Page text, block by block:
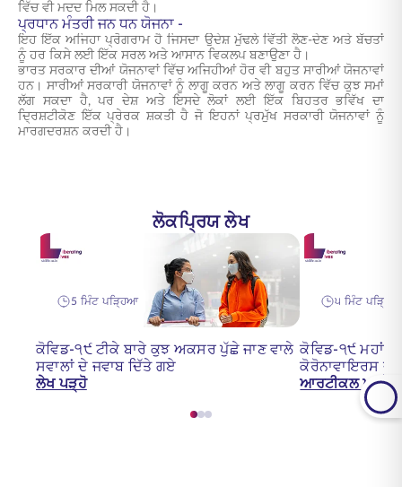
ਵਿੱਚ ਵੀ ਮਦਦ ਮਿਲ ਸਕਦੀ ਹੈ।
ਪ੍ਰਧਾਨ ਮੰਤਰੀ ਜਨ ਧਨ ਯੋਜਨਾ -
ਇਹ ਇੱਕ ਅਜਿਹਾ ਪ੍ਰੋਗਰਾਮ ਹੈ ਜਿਸਦਾ ਉਦੇਸ਼ ਮੁੱਢਲੇ ਵਿੱਤੀ ਲੈਣ-ਦੇਣ ਅਤੇ ਬੱਚਤਾਂ
ਨੂੰ ਹਰ ਕਿਸੇ ਲਈ ਇੱਕ ਸਰਲ ਅਤੇ ਆਸਾਨ ਵਿਕਲਪ ਬਣਾਉਣਾ ਹੈ।
ਭਾਰਤ ਸਰਕਾਰ ਦੀਆਂ ਯੋਜਨਾਵਾਂ ਵਿੱਚ ਅਜਿਹੀਆਂ ਹੋਰ ਵੀ ਬਹੁਤ ਸਾਰੀਆਂ ਯੋਜਨਾਵਾਂ
ਹਨ। ਸਾਰੀਆਂ ਸਰਕਾਰੀ ਯੋਜਨਾਵਾਂ ਨੂੰ ਲਾਗੂ ਕਰਨ ਅਤੇ ਲਾਗੂ ਕਰਨ ਵਿੱਚ ਕੁਝ ਸਮਾਂ
ਲੱਗ ਸਕਦਾ ਹੈ, ਪਰ ਦੇਸ਼ ਅਤੇ ਇਸਦੇ ਲੋਕਾਂ ਲਈ ਇੱਕ ਬਿਹਤਰ ਭਵਿੱਖ ਦਾ
ਦ੍ਰਿਸ਼ਟੀਕੋਣ ਇੱਕ ਪ੍ਰੇਰਕ ਸ਼ਕਤੀ ਹੈ ਜੋ ਇਹਨਾਂ ਪ੍ਰਮੁੱਖ ਸਰਕਾਰੀ ਯੋਜਨਾਵਾਂ ਨੂੰ
ਮਾਰਗਦਰਸ਼ਨ ਕਰਦੀ ਹੈ।
ਲੋਕਪ੍ਰਿਯ ਲੇਖ
5 ਮਿੰਟ ਪੜ੍ਹਿਆ
ਕੋਵਿਡ-੧੯ ਟੀਕੇ ਬਾਰੇ ਕੁਝ ਅਕਸਰ ਪੁੱਛੇ ਜਾਣ ਵਾਲੇ
ਸਵਾਲਾਂ ਦੇ ਜਵਾਬ ਦਿੱਤੇ ਗਏ
ਲੇਖ ਪੜ੍ਹੋ
੫ ਮਿੰਟ ਪੜ੍ਹਿਆ
ਕੋਵਿਡ-੧੯
ਕੋਰੋਨਾਵਾਇਰਸ ਦਾ
ਆਰਟੀਕਲ ਪੜ੍ਹੋ